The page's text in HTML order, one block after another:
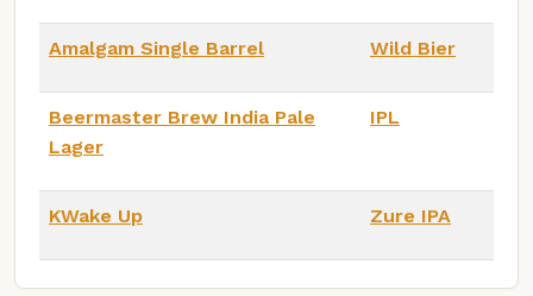
Amalgam Single Barrel Wild Bier
Beermaster Brew India Pale
Lager
IPL
KWake Up Zure IPA